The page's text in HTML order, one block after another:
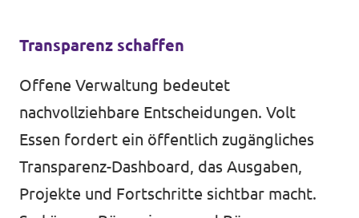
Transparenz schaffen
Offene Verwaltung bedeutet
nachvollziehbare Entscheidungen. Volt
Essen fordert ein öffentlich zugängliches
Transparenz-Dashboard, das Ausgaben,
Projekte und Fortschritte sichtbar macht.